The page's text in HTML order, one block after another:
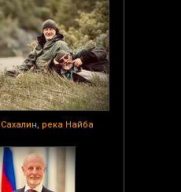
река Найба